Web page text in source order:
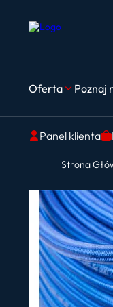
Oferta Poznaj
Panel klienta
Strona